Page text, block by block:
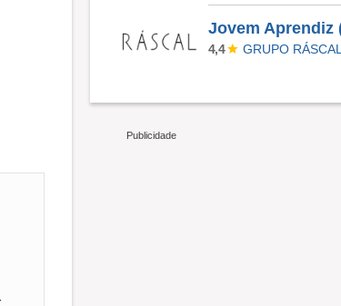
Pretendo crescer junto com a empresa, e pretendo chegar até ao nível máximo pra atingir a meta diária, sou participativa, espero entrega um...
4,4